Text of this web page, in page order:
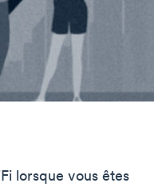
lorsque vous êtes